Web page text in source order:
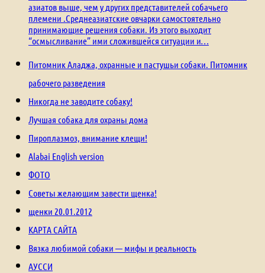
азиатов выше, чем у других представителей собачьего
племени .Среднеазиатские овчарки самостоятельно
принимающие решения собаки. Из этого выходит
“осмысливание” ими сложившейся ситуации и…
Питомник Аладжа, охранные и пастушьи собаки. Питомник
рабочего разведения
Никогда не заводите собаку!
Лучшая собака для охраны дома
Пироплазмоз, внимание клещи!
Alabai English version
ФОТО
Советы желающим завести щенка!
щенки 20.01.2012
КАРТА САЙТА
Вязка любимой собаки — мифы и реальность
АУССИ